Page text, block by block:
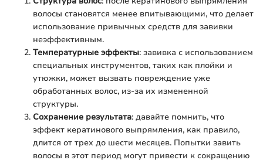
волосы становятся менее впитывающими, что делает
использование привычных средств для завивки
неэффективным.
Температурные эффекты: завивка с использованием
специальных инструментов, таких как плойки и
утюжки, может вызвать повреждение уже
обработанных волос, из-за их измененной
структуры.
Сохранение результата: давайте помнить, что
эффект кератинового выпрямления, как правило,
длится от трех до шести месяцев. Попытки завить
волосы в этот период могут привести к сокращению